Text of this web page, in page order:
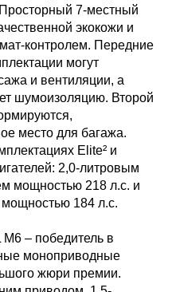
7-местный
экокожи и
контролем. Передние
могут
и вентиляции, а
шумоизоляцию. Второй
место для багажа.
Elite² и
2,0-литровым
мощностью 218 л.с. и
184 л.с.
M6 – победитель в
моноприводные
жюри премии.